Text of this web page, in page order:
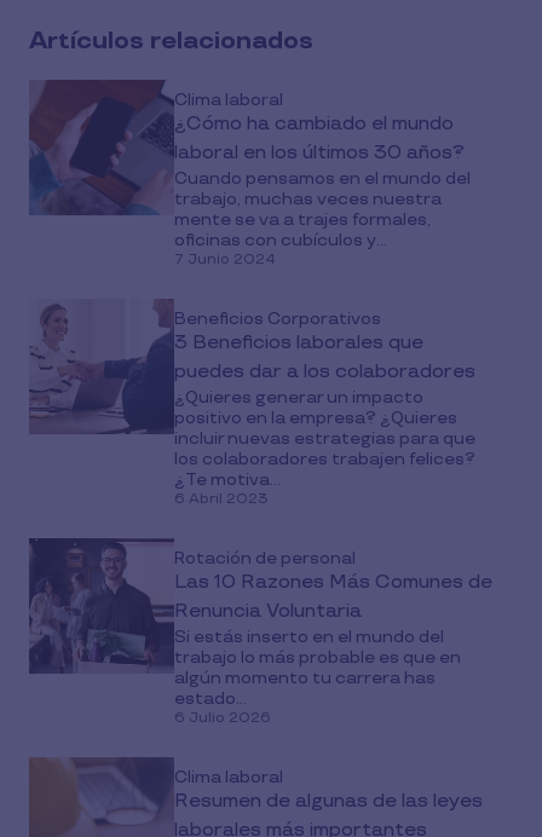
Artículos relacionados
Clima laboral
¿Cómo ha cambiado el mundo
laboral en los últimos 30 años?
Cuando pensamos en el mundo del
trabajo, muchas veces nuestra
mente se va a trajes formales,
oficinas con cubículos y...
7 Junio 2024
Beneficios Corporativos
3 Beneficios laborales que
puedes dar a los colaboradores
¿Quieres generar un impacto
positivo en la empresa? ¿Quieres
incluir nuevas estrategias para que
los colaboradores trabajen felices?
¿Te motiva...
6 Abril 2023
Rotación de personal
Las 10 Razones Más Comunes de
Renuncia Voluntaria
Si estás inserto en el mundo del
trabajo lo más probable es que en
algún momento tu carrera has
estado...
6 Julio 2026
Clima laboral
Resumen de algunas de las leyes
laborales más importantes